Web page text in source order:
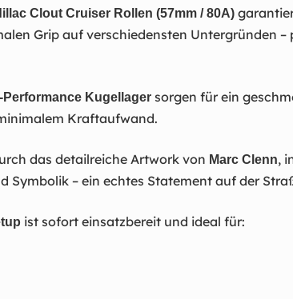
Clout Cruiser Rollen (57mm / 80A)
Grip auf verschiedensten Untergründen –
Kugellagersorgen für ein
Kraftaufwand.
das detailreiche Artwork von Marc Clenn,
Symbolik – ein echtes Statement auf der
ist sofort einsatzbereit und ideal für: